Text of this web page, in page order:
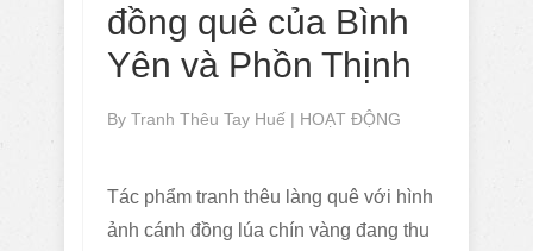
đồng quê của Bình
Yên và Phồn Thịnh
By Tranh Thêu Tay Huế | HOẠT ĐỘNG
Tác phẩm tranh thêu làng quê với hình
ảnh cánh đồng lúa chín vàng đang thu